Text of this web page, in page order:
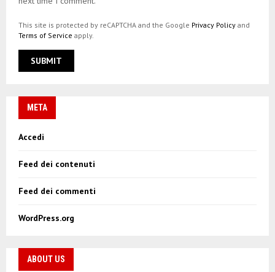
This site is protected by reCAPTCHA and the Google Privacy Policy and
Terms of Service apply.
META
Accedi
Feed dei contenuti
Feed dei commenti
WordPress.org
ABOUT US